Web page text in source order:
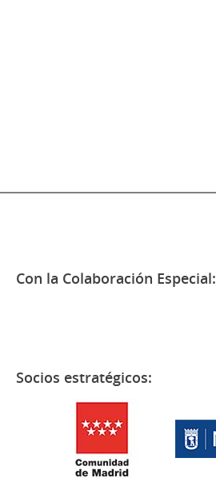
Con la Colaboración Especial:
Socios estratégicos: